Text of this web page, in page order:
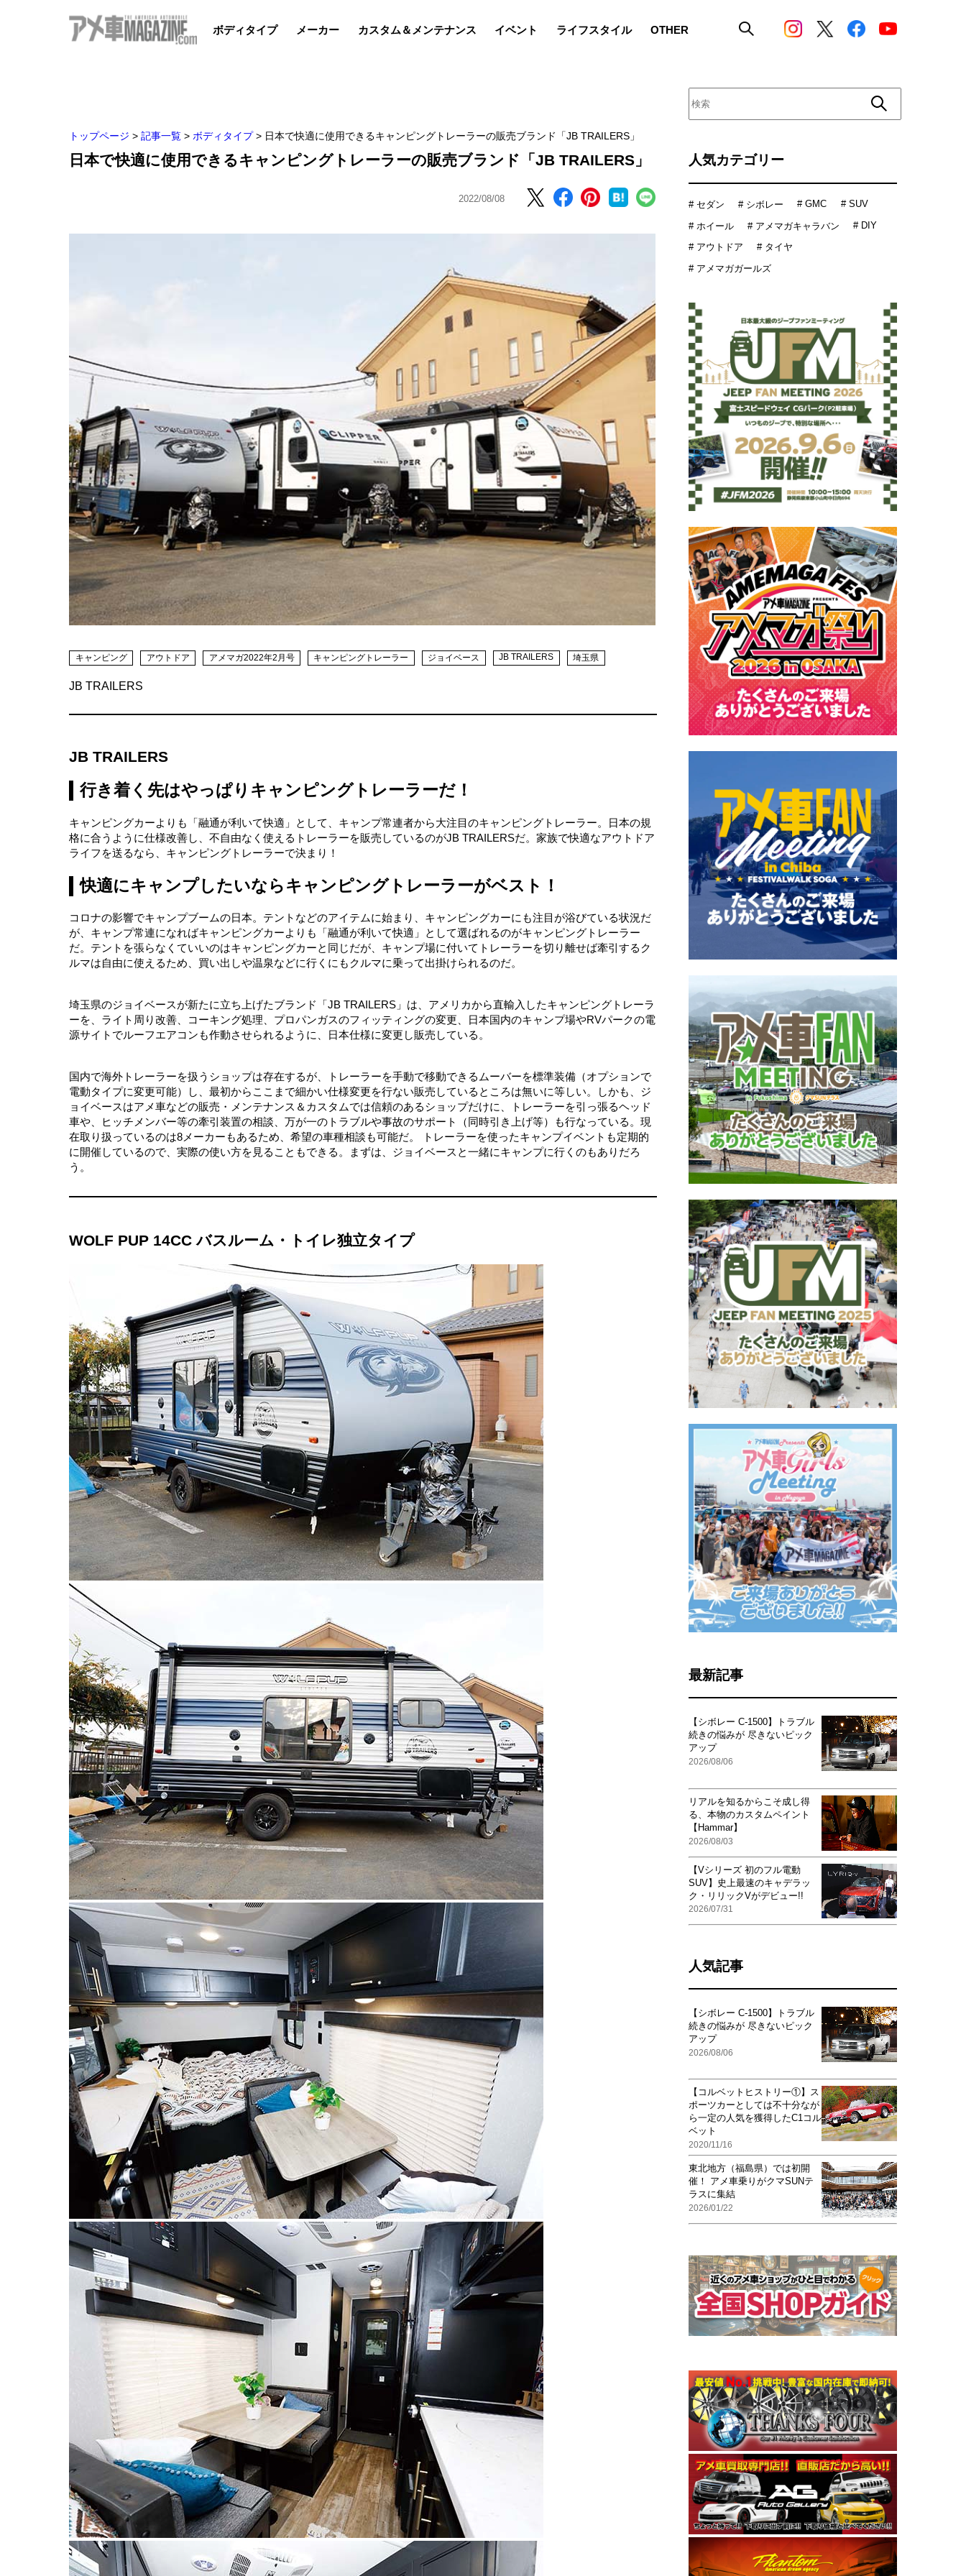
ボディタイプ メーカー カスタム＆メンテナンス イベント ライフスタイル OTHER
トップページ > 記事一覧 > ボディタイプ > 日本で快適に使用できるキャンピングトレーラーの販売ブランド「JB TRAILERS」
日本で快適に使用できるキャンピングトレーラーの販売ブランド「JB TRAILERS」
2022/08/08
キャンピング アウトドア アメマガ2022年2月号 キャンピングトレーラー ジョイベース JB TRAILERS 埼玉県
JB TRAILERS
JB TRAILERS
行き着く先はやっぱりキャンピングトレーラーだ！
キャンピングカーよりも「融通が利いて快適」として、キャンプ常連者から大注目のキャンピングトレーラー。日本の規
格に合うように仕様改善し、不自由なく使えるトレーラーを販売しているのがJB TRAILERSだ。家族で快適なアウトドア
ライフを送るなら、キャンピングトレーラーで決まり！
快適にキャンプしたいならキャンピングトレーラーがベスト！
コロナの影響でキャンプブームの日本。テントなどのアイテムに始まり、キャンピングカーにも注目が浴びている状況だ
が、キャンプ常連になればキャンピングカーよりも「融通が利いて快適」として選ばれるのがキャンピングトレーラー
だ。テントを張らなくていいのはキャンピングカーと同じだが、キャンプ場に付いてトレーラーを切り離せば牽引するク
ルマは自由に使えるため、買い出しや温泉などに行くにもクルマに乗って出掛けられるのだ。
埼玉県のジョイベースが新たに立ち上げたブランド「JB TRAILERS」は、アメリカから直輸入したキャンピングトレーラ
ーを、ライト周り改善、コーキング処理、プロパンガスのフィッティングの変更、日本国内のキャンプ場やRVパークの電
源サイトでルーフエアコンも作動させられるように、日本仕様に変更し販売している。
国内で海外トレーラーを扱うショップは存在するが、トレーラーを手動で移動できるムーバーを標準装備（オプションで
電動タイプに変更可能）し、最初からここまで細かい仕様変更を行ない販売しているところは無いに等しい。しかも、ジ
ョイベースはアメ車などの販売・メンテナンス＆カスタムでは信頼のあるショップだけに、トレーラーを引っ張るヘッド
車や、ヒッチメンバー等の牽引装置の相談、万が一のトラブルや事故のサポート（同時引き上げ等）も行なっている。現
在取り扱っているのは8メーカーもあるため、希望の車種相談も可能だ。 トレーラーを使ったキャンプイベントも定期的
に開催しているので、実際の使い方を見ることもできる。まずは、ジョイベースと一緒にキャンプに行くのもありだろ
う。
WOLF PUP 14CC バスルーム・トイレ独立タイプ
人気カテゴリー
# セダン # シボレー # GMC # SUV
# ホイール # アメマガキャラバン # DIY
# アウトドア
# タイヤ
# アメマガガールズ
最新記事
【シボレー C-1500】トラブル
続きの悩みが 尽きないピック
アップ
2026/08/06
リアルを知るからこそ成し得
る、本物のカスタムペイント
【Hammar】
2026/08/03
【Vシリーズ 初のフル電動
SUV】史上最速のキャデラッ
ク・リリックVがデビュー!!
2026/07/31
人気記事
【シボレー C-1500】トラブル
続きの悩みが 尽きないピック
アップ
2026/08/06
【コルベットヒストリー①】ス
ポーツカーとしては不十分なが
ら一定の人気を獲得したC1コル
ベット
2020/11/16
東北地方（福島県）では初開
催！ アメ車乗りがクマSUNテ
ラスに集結
2026/01/22